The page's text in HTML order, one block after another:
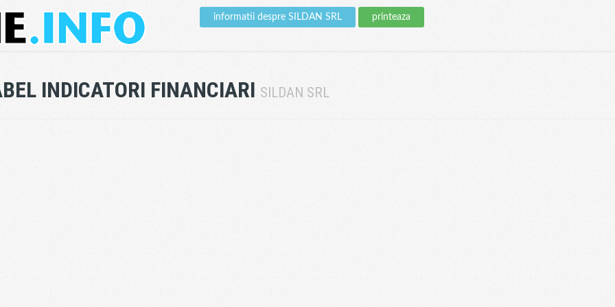
informatii despre SILDAN SRL printeaza
INDICATORI FINANCIARI SILDAN SRL